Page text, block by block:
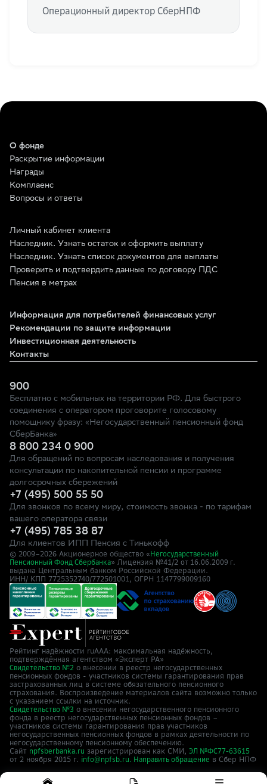
Операционный директор СберНПФ
О фонде
Раскрытие информации
Награды
Комплаенс
Вопросы и ответы
Личный кабинет клиента
Наследник. Узнать остаток и оформить выплату
Наследник. Узнать список документов для выплаты
Проверить и подтвердить данные по договору ПДС
Пенсия в метрах
Информация для потребителей финансовых услуг
Рекомендации по защите информации
Инвестиционная деятельность
Контакты
900
Бесплатно с мобильных на территории РФ. Для быстрого
соединения с оператором проговорите голосовому
помощнику фразу: «Негосударственный пенсионный фонд
СберБанка»
8 800 234 0 900
Для обращений по вопросам наследования и получения
консультации по накопительной пенсии и программе
долгосрочных сбережений
+7 (495) 500 55 50
Для звонков по всему миру, стоимость звонка - по тарифам
вашего оператора связи
+7 (495) 785 38 87
Для клиентов ИПП Пенсия с Тинькофф
© 2009–2026 Акционерное общество « Негосударственный
Пенсионный Фонд Сбербанка» Лицензия №41/2 от 16.06.2009 г.
выдана Центральным банком Российской Федерации.
ИНН/ КПП 7725352740/772501001, ОГРН 1147799009160
Рейтинг надёжности ruAAA: максимальная надёжность,
подтверждённая агентством «Эксперт РА»
Свидетельство №2 о внесении в реестр негосударственных
пенсионных фондов - участников системы гарантирования прав
застрахованных лиц в системе обязательного пенсионного
страхования. Воспроизведение материалов сайта возможно только
с указанием ссылки на источник.
Свидетельство №3 о внесении негосударственного пенсионного
фонда в реестр негосударственных пенсионных фондов –
участников системы гарантирования прав участников
негосударственных пенсионных фондов в рамках деятельности по
негосударственному пенсионному обеспечению.
Сайт npfsberbanka.ru зарегистрирован как СМИ, ЭЛ №ФС77-63615
от 2 ноября 2015 г. info@npfsb.ru. Направить обращение в Cбер НПФ